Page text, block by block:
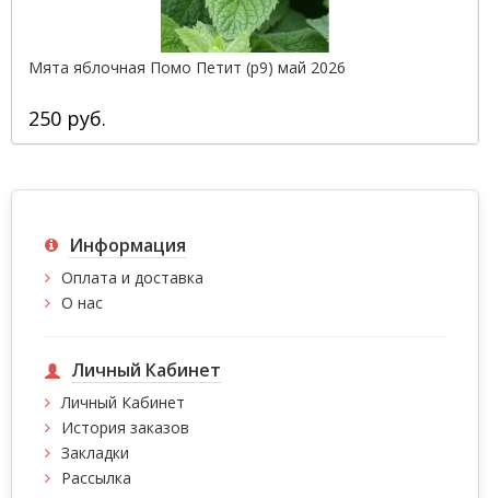
Мята яблочная Помо Петит (р9) май 2026
250 руб.
Информация
Оплата и доставка
О нас
Личный Кабинет
Личный Кабинет
История заказов
Закладки
Рассылка